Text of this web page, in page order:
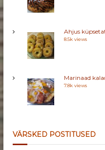
Ahjus
8.5k views
Marinaad
7.8k views
VÄRSKED POSTITUSED